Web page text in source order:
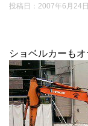
投稿日： 2007年6月24日
ショベルカーも